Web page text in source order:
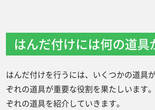
7.冷却と固定
はんだ付けのコツは？
温度の適切な調整
はんだ付けには何の道具
はんだ付けを行うには、いくつかの道具
ぞれの道具が重要な役割を果たしいます
ぞれの道具を紹介していきます。